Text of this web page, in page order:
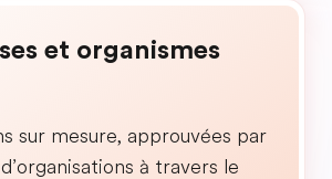
et organismes
sur mesure, approuvées par
à travers le